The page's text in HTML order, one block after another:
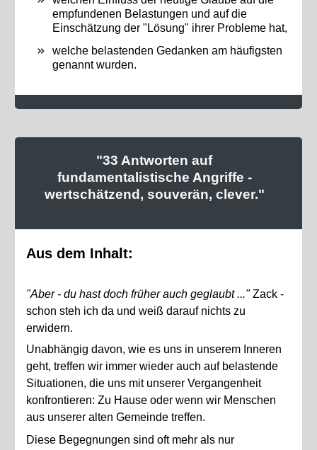
empfundenen Belastungen und auf die
Einschätzung der "Lösung" ihrer Probleme hat,
welche belastenden Gedanken am häufigsten
genannt wurden.
Aus dem Inhalt:
"Aber - du hast doch früher auch geglaubt ..."Zack -
schon steh ich da und weiß darauf nichts zu
erwidern.
Unabhängig davon, wie es uns in unserem Inneren
geht, treffen wir immer wieder auch auf belastende
Situationen, die uns mit unserer Vergangenheit
konfrontieren: Zu Hause oder wenn wir Menschen
aus unserer alten Gemeinde treffen.
Diese Begegnungen sind oft mehr als nur
"33 Antworten auf
fundamentalistische Angriffe -
wertschätzend, souverän, clever."